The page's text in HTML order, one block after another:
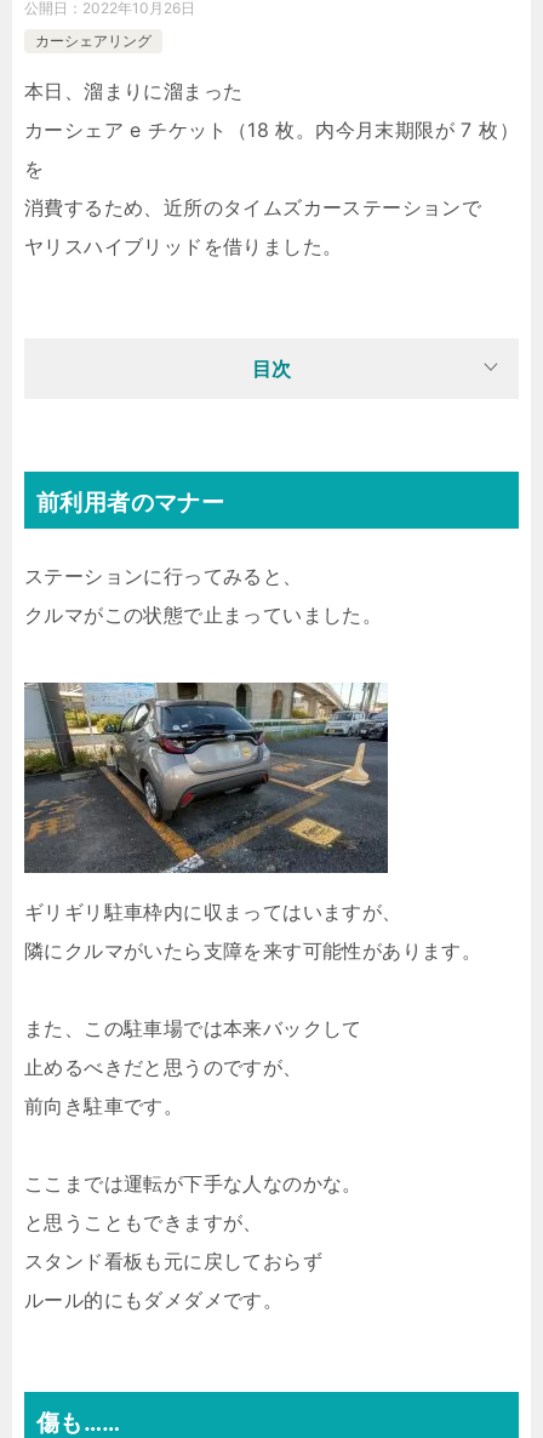
公開日： 2022年10月26日
カーシェアリング
本日、溜まりに溜まった
カーシェア e チケット（18 枚。内今月末期限が 7 枚）
を
消費するため、近所のタイムズカーステーションで
ヤリスハイブリッドを借りました。
目次
前利用者のマナー
ステーションに行ってみると、
クルマがこの状態で止まっていました。
ギリギリ駐車枠内に収まってはいますが、
隣にクルマがいたら支障を来す可能性があります。
また、この駐車場では本来バックして
止めるべきだと思うのですが、
前向き駐車です。
ここまでは運転が下手な人なのかな。
と思うこともできますが、
スタンド看板も元に戻しておらず
ルール的にもダメダメです。
傷も……